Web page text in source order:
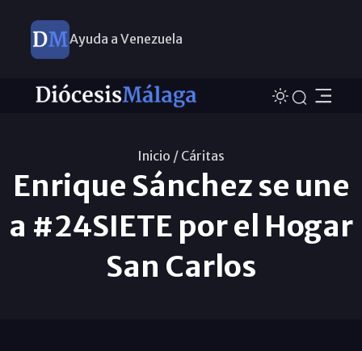
Ayuda a Venezuela
Inicio / Cáritas
Enrique Sánchez se une
a #24SIETE por el Hogar
San Carlos